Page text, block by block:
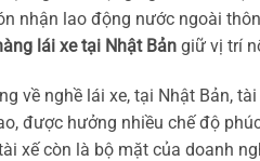
nhận lao động nước ngoài
lái xe tại Nhật Bản giữ vị trí
về nghề lái xe, tại Nhật Bản,
được hưởng nhiều chế độ
xế còn là bộ mặt của doanh